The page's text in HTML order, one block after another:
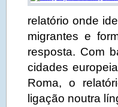
relatório onde
migrantes e
resposta. Com
cidades
Roma, o
ligação noutra